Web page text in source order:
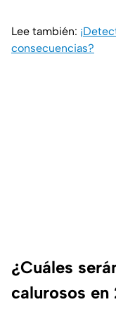
Lee también:
consecuencias?
¿Cuáles
calurosos en